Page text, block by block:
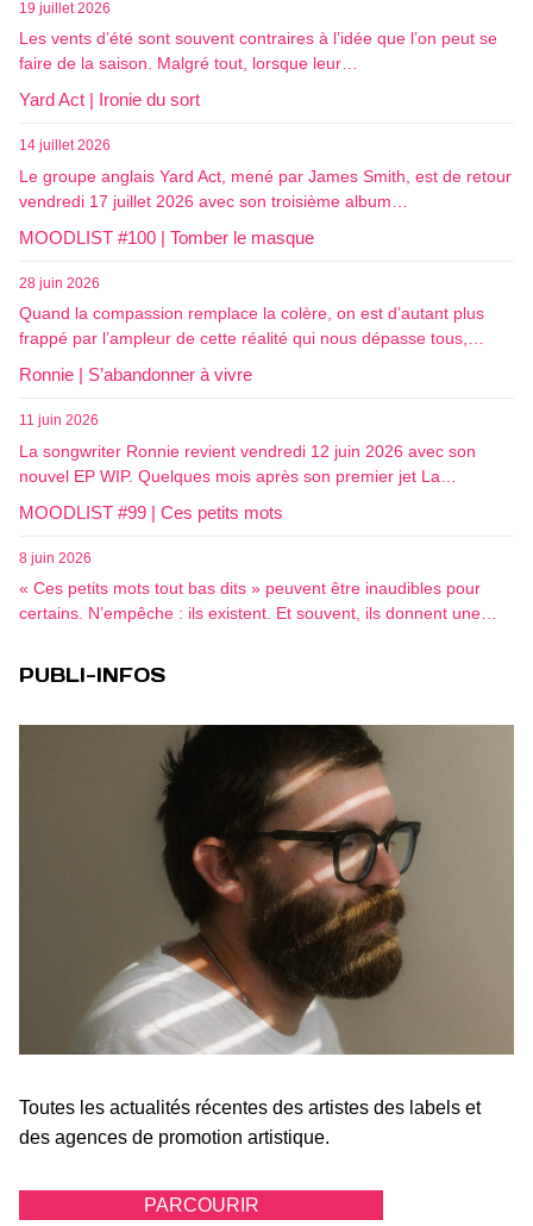
19 juillet 2026
Les vents d’été sont souvent contraires à l’idée que l’on peut se
faire de la saison. Malgré tout, lorsque leur…
Yard Act | Ironie du sort
14 juillet 2026
Le groupe anglais Yard Act, mené par James Smith, est de retour
vendredi 17 juillet 2026 avec son troisième album…
MOODLIST #100 | Tomber le masque
28 juin 2026
Quand la compassion remplace la colère, on est d’autant plus
frappé par l’ampleur de cette réalité qui nous dépasse tous,…
Ronnie | S’abandonner à vivre
11 juin 2026
La songwriter Ronnie revient vendredi 12 juin 2026 avec son
nouvel EP WIP. Quelques mois après son premier jet La…
MOODLIST #99 | Ces petits mots
8 juin 2026
« Ces petits mots tout bas dits » peuvent être inaudibles pour
certains. N’empêche : ils existent. Et souvent, ils donnent une…
PUBLI-INFOS
Toutes les actualités récentes des artistes des labels et
des agences de promotion artistique.
PARCOURIR